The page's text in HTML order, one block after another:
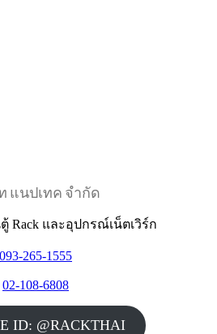
แนปเทค จำกัด
Rack และอุปกรณ์เน็ตเวิร์ก
093-265-1555
02-108-6808
ID: @RACKTHAI